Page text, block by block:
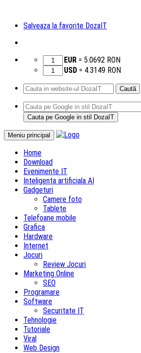
Salveaza la favorite DozaIT
EUR = 5.0692 RON
USD = 4.3149 RON
Caută
după:
Meniu principal
Sari
Home
Download
Evenimente IT
Inteligenta artificiala AI
Gadgeturi
Camere foto
Tablete
Telefoane mobile
Grafica
Hardware
Internet
Jocuri
Review Jocuri
Marketing Online
SEO
Programare
Software
Securitate IT
Tehnologie
Tutoriale
Viral
Web Design